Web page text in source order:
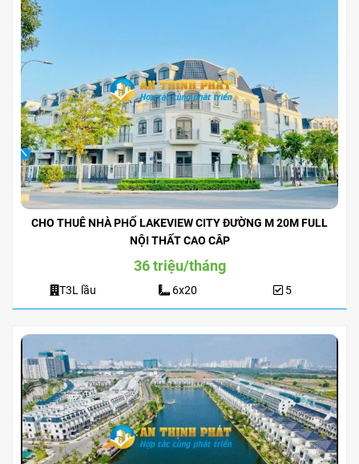
CHO THUÊ NHÀ PHỐ LAKEVIEW CITY ĐƯỜNG M 20M FULL
NỘI THẤT CAO CÂP
36 triệu/tháng
T3L lầu 6x20 5